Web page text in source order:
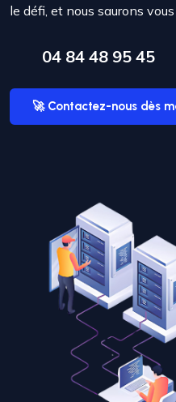
le défi, et nous saurons
04 84 48 95 45
🚀 Contactez-nous dès